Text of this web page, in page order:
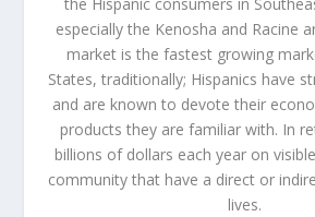
the Hispanic consumers in
especially the Kenosha and Racine
market is the fastest growing
States, traditionally; Hispanics have
and are known to devote their
products they are familiar with. In
billions of dollars each year on
community that have a direct or
lives.